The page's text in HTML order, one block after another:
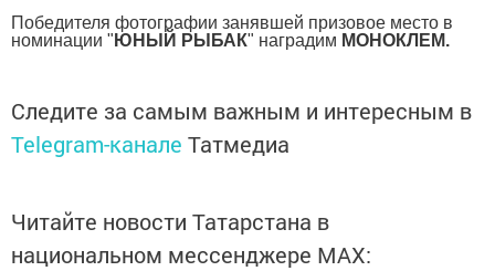
Победителя фотографии занявшей призовое место в
номинации " ЮНЫЙ РЫБАК" наградим МОНОКЛЕМ.
Следите за самым важным и интересным в
Telegram-канале Татмедиа
Читайте новости Татарстана в
национальном мессенджере MАХ: